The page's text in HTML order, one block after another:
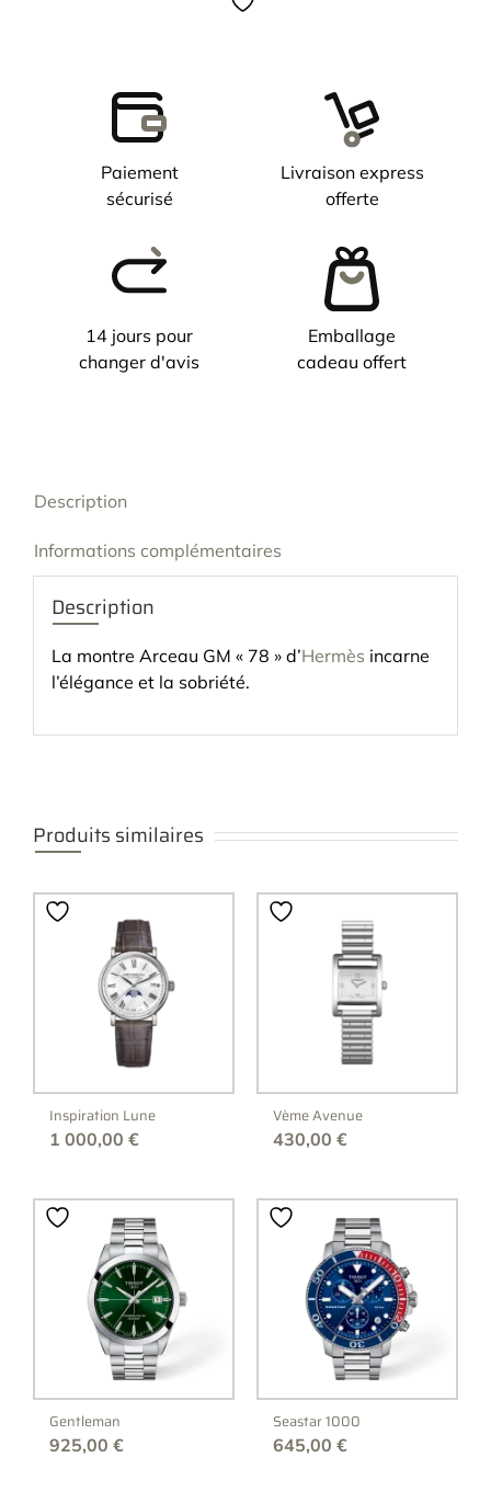
Anniversary
automatique
Paiement
sécurisé
Livraison express
offerte
14 jours pour
changer d'avis
Emballage
cadeau offert
Description
Informations complémentaires
Description
La montre Arceau GM « 78 » d’Hermès incarne
l’élégance et la sobriété.
Produits similaires
Inspiration Lune
1 000,00 €
Vème Avenue
430,00 €
Gentleman
925,00 €
Seastar 1000
645,00 €